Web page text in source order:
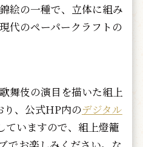
絵の一種で、立体に組み
代のペーパークラフトの
舞伎の演目を描いた組上
り、公式HP内のデジタル
ていますので、組上燈籠